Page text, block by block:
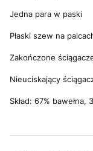
Jedna para w paski
Płaski szew na
Zakończone
Nieuciskający
Skład: 67% bawełna,